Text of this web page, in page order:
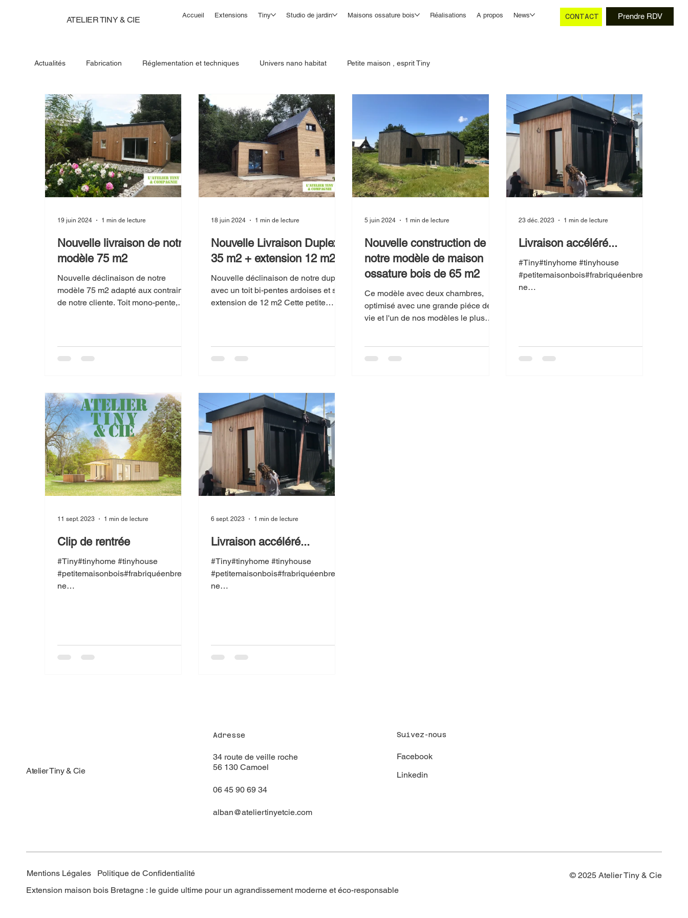
ATELIER TINY & CIE
Accueil Extensions Tiny Studio de jardin Maisons ossature bois Réalisations A propos News CONTACT Prendre RDV
Actualités Fabrication Réglementation et techniques Univers nano habitat Petite maison , esprit Tiny
Nouvelle livraison de notre
modèle 75 m2
Nouvelle déclinaison de notre
modèle 75 m2 adapté aux contraintes
de notre cliente. Toit mono-pente,
19 juin 2024 1 min de lecture
Nouvelle Livraison Duplex
35 m2 + extension 12 m2
Nouvelle déclinaison de notre duplex
avec un toit bi-pentes ardoises et son
extension de 12 m2 Cette petite
18 juin 2024 1 min de lecture
Nouvelle construction de
notre modèle de maison
ossature bois de 65 m2
Ce modèle avec deux chambres,
optimisé avec une grande piéce de
vie et l'un de nos modèles le plus
5 juin 2024 1 min de lecture
Livraison accéléré...
#Tiny#tinyhome #tinyhouse
#petitemaisonbois#frabriquéenbretag
ne
23 déc. 2023 1 min de lecture
Clip de rentrée
#Tiny#tinyhome #tinyhouse
#petitemaisonbois#frabriquéenbretag
ne
11 sept. 2023 1 min de lecture
Livraison accéléré...
#Tiny#tinyhome #tinyhouse
#petitemaisonbois#frabriquéenbretag
ne
6 sept. 2023 1 min de lecture
Atelier Tiny & Cie
Adresse
34 route de veille roche
56 130 Camoel
06 45 90 69 34
alban@ateliertinyetcie.com
Suivez-nous
Facebook
Linkedin
Mentions Légales Politique de Confidentialité
Extension maison bois Bretagne : le guide ultime pour un agrandissement moderne et éco-responsable
© 2025 Atelier Tiny & Cie